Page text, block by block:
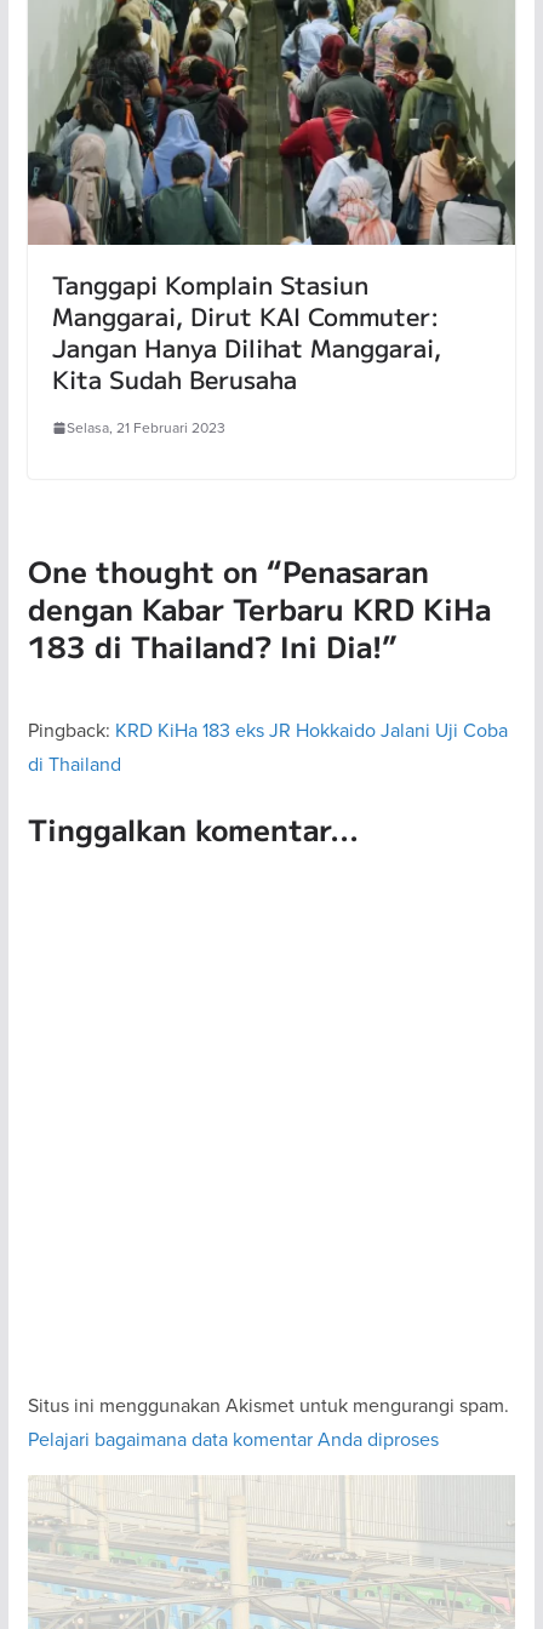
Tanggapi Komplain Stasiun
Manggarai, Dirut KAI Commuter:
Jangan Hanya Dilihat Manggarai,
Kita Sudah Berusaha
Selasa, 21 Februari 2023
One thought on “Penasaran
dengan Kabar Terbaru KRD KiHa
183 di Thailand? Ini Dia!”
Pingback: KRD KiHa 183 eks JR Hokkaido Jalani Uji Coba
di Thailand
Tinggalkan komentar...
Situs ini menggunakan Akismet untuk mengurangi spam.
Pelajari bagaimana data komentar Anda diproses